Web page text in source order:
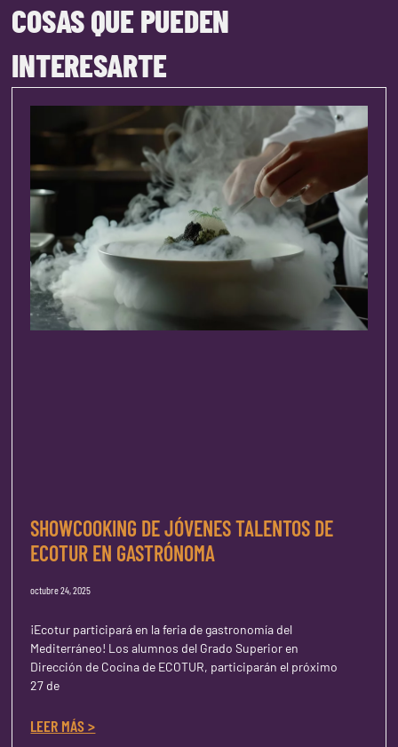
COSAS QUE PUEDEN
INTERESARTE
SHOWCOOKING DE JÓVENES TALENTOS DE
ECOTUR EN GASTRÓNOMA
octubre 24, 2025
¡Ecotur participará en la feria de gastronomía del
Mediterráneo! Los alumnos del Grado Superior en
Dirección de Cocina de ECOTUR, participarán el próximo
27 de
LEER MÁS >